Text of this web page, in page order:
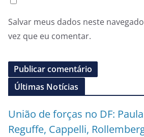
Salvar meus dados neste
vez que eu comentar.
Últimas Notícias
União de forças no DF:
Reguffe, Cappelli,